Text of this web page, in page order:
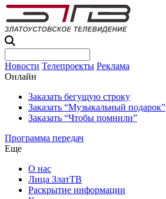
Новости Телепроекты Реклама
Онлайн
Заказать бегущую строку
Заказать “Музыкальный подарок”
Заказать “Чтобы помнили”
Программа передач
Еще
О нас
Лица ЗлатТВ
Раскрытие информации